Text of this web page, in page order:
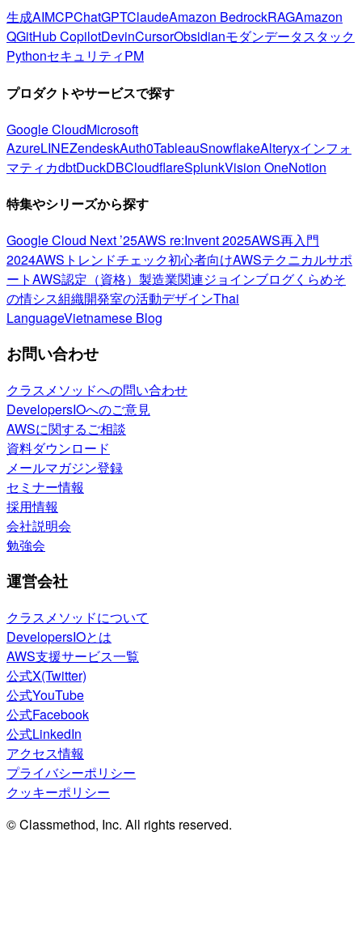
生成AIMCPChatGPTClaudeAmazon BedrockRAGAmazon
QGitHub CopilotDevinCursorObsidianモダンデータスタック
PythonセキュリティPM
プロダクトやサービスで探す
Google CloudMicrosoft
AzureLINEZendeskAuth0TableauSnowflakeAlteryxインフォ
マティカdbtDuckDBCloudflareSplunkVision OneNotion
特集やシリーズから探す
Google Cloud Next ’25AWS re:Invent 2025AWS再入門
2024AWSトレンドチェック初心者向けAWSテクニカルサポ
ートAWS認定（資格） 製造業関連ジョインブログくらめそ
の情シス組織開発室の活動デザインThai
LanguageVietnamese Blog
お問い合わせ
クラスメソッドへの問い合わせ
DevelopersIOへのご意見
AWSに関するご相談
資料ダウンロード
メールマガジン登録
セミナー情報
採用情報
会社説明会
勉強会
運営会社
クラスメソッドについて
DevelopersIOとは
AWS支援サービス一覧
公式X(Twitter)
公式YouTube
公式Facebook
公式LinkedIn
アクセス情報
プライバシーポリシー
クッキーポリシー
© Classmethod, Inc. All rights reserved.